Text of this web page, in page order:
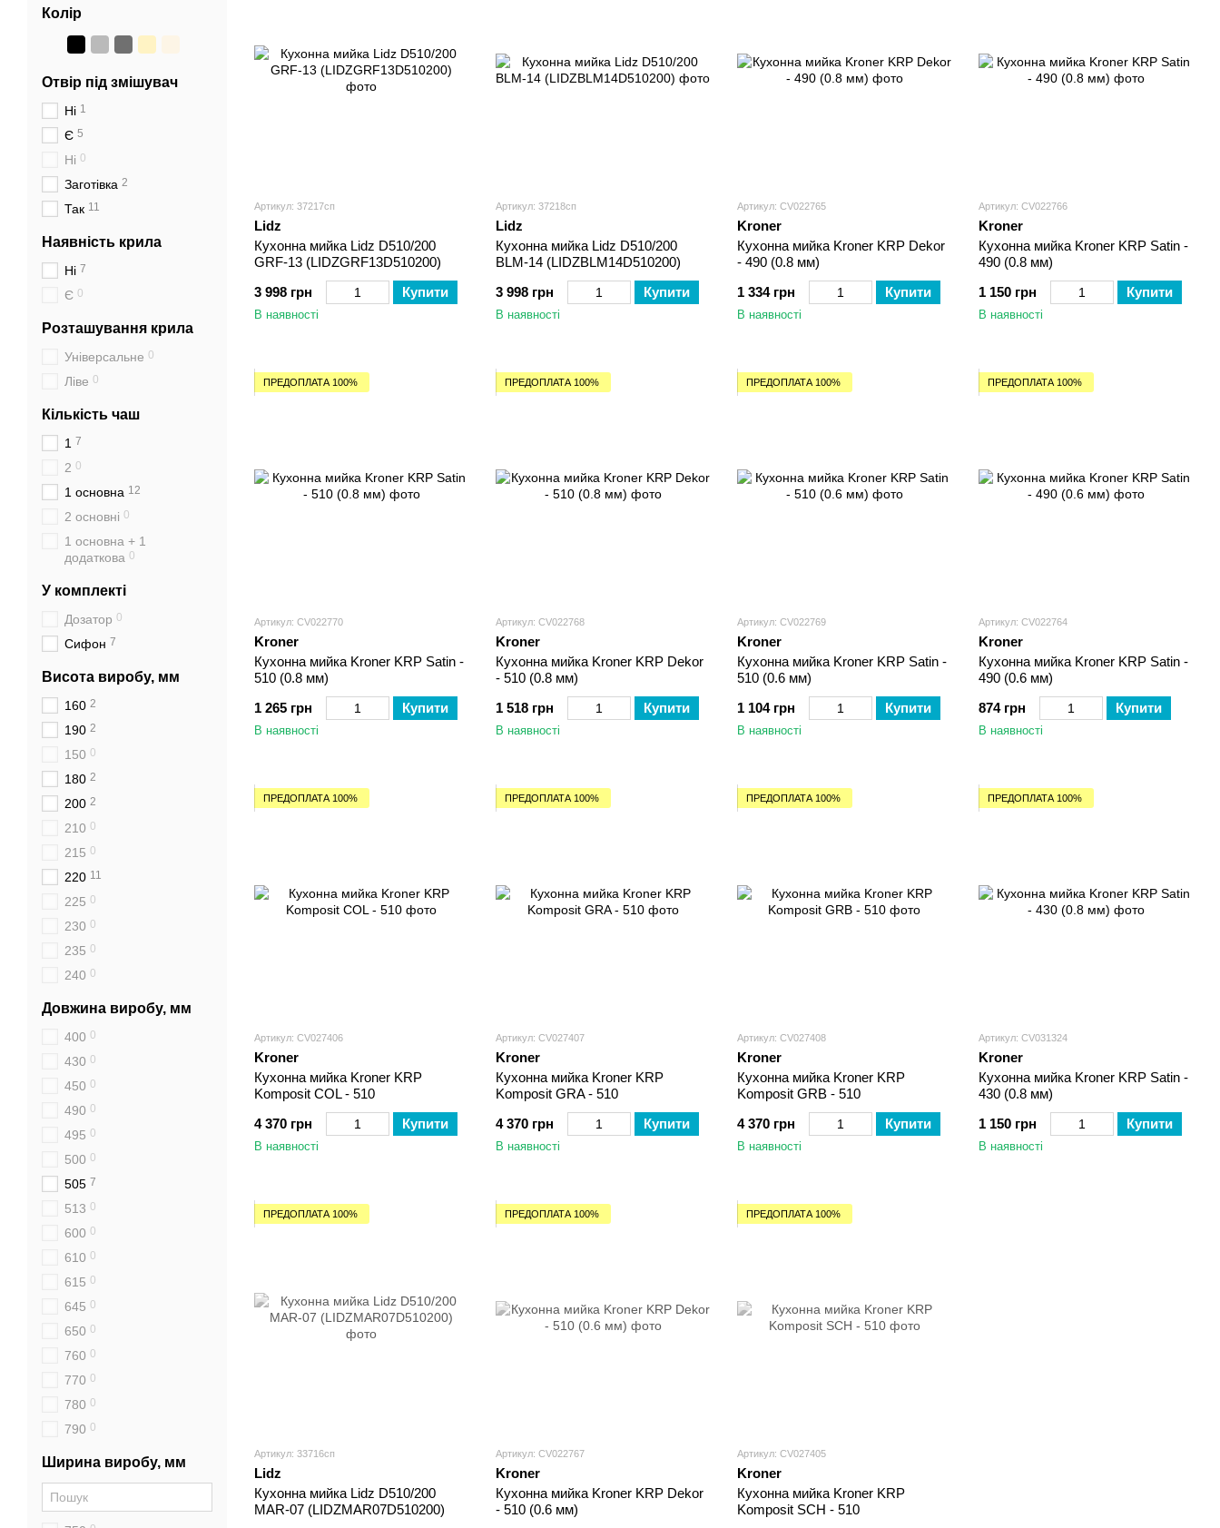
Артикул: 37217сп
Lidz
Кухонна мийка Lidz D510/200
GRF-13 (LIDZGRF13D510200)
3 998 грн
Купити
В наявності
Артикул: 37218сп
Lidz
Кухонна мийка Lidz D510/200
BLM-14 (LIDZBLM14D510200)
3 998 грн
Купити
В наявності
Артикул: CV022765
Kroner
Кухонна мийка Kroner KRP Dekor
- 490 (0.8 мм)
1 334 грн
Купити
В наявності
Артикул: CV022766
Kroner
Кухонна мийка Kroner KRP Satin -
490 (0.8 мм)
1 150 грн
Купити
В наявності
ПРЕДОПЛАТА 100%
Артикул: CV022770
Kroner
Кухонна мийка Kroner KRP Satin -
510 (0.8 мм)
1 265 грн
Купити
В наявності
ПРЕДОПЛАТА 100%
Артикул: CV022768
Kroner
Кухонна мийка Kroner KRP Dekor
- 510 (0.8 мм)
1 518 грн
Купити
В наявності
ПРЕДОПЛАТА 100%
Артикул: CV022769
Kroner
Кухонна мийка Kroner KRP Satin -
510 (0.6 мм)
1 104 грн
Купити
В наявності
ПРЕДОПЛАТА 100%
Артикул: CV022764
Kroner
Кухонна мийка Kroner KRP Satin -
490 (0.6 мм)
874 грн
Купити
В наявності
ПРЕДОПЛАТА 100%
Артикул: CV027406
Kroner
Кухонна мийка Kroner KRP
Komposit COL - 510
4 370 грн
Купити
В наявності
ПРЕДОПЛАТА 100%
Артикул: CV027407
Kroner
Кухонна мийка Kroner KRP
Komposit GRA - 510
4 370 грн
Купити
В наявності
ПРЕДОПЛАТА 100%
Артикул: CV027408
Kroner
Кухонна мийка Kroner KRP
Komposit GRB - 510
4 370 грн
Купити
В наявності
ПРЕДОПЛАТА 100%
Артикул: CV031324
Kroner
Кухонна мийка Kroner KRP Satin -
430 (0.8 мм)
1 150 грн
Купити
В наявності
ПРЕДОПЛАТА 100%
Артикул: 33716сп
Lidz
Кухонна мийка Lidz D510/200
MAR-07 (LIDZMAR07D510200)
ПРЕДОПЛАТА 100%
Артикул: CV022767
Kroner
Кухонна мийка Kroner KRP Dekor
- 510 (0.6 мм)
ПРЕДОПЛАТА 100%
Артикул: CV027405
Kroner
Кухонна мийка Kroner KRP
Komposit SCH - 510
Колір
Отвір під змішувач
Ні 1
Є 5
Ні 0
Заготівка 2
Так 11
Наявність крила
Ні 7
Є 0
Розташування крила
Універсальне 0
Ліве 0
Кількість чаш
1 7
2 0
1 основна 12
2 основні 0
1 основна + 1
додаткова 0
У комплекті
Дозатор 0
Сифон 7
Висота виробу, мм
160 2
190 2
150 0
180 2
200 2
210 0
215 0
220 11
225 0
230 0
235 0
240 0
Довжина виробу, мм
400 0
430 0
450 0
490 0
495 0
500 0
505 7
513 0
600 0
610 0
615 0
645 0
650 0
760 0
770 0
780 0
790 0
Ширина виробу, мм